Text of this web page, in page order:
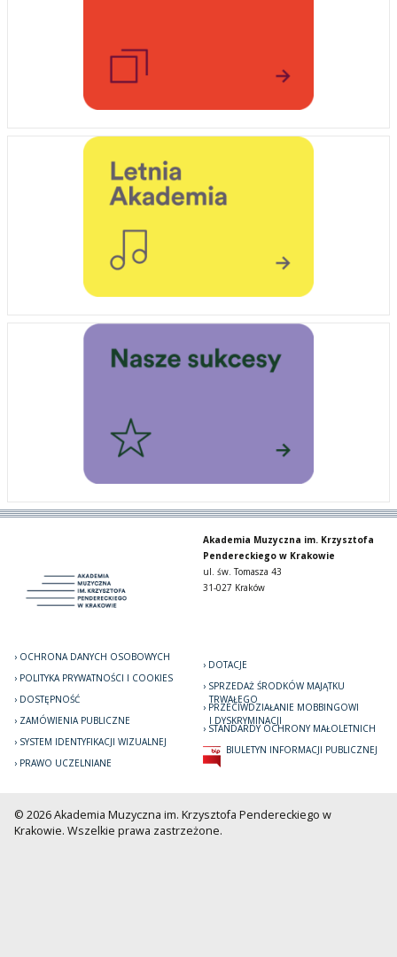
Akademia Muzyczna im. Krzysztofa
Pendereckiego w Krakowie
ul. św. Tomasza 43
31-027 Kraków
OCHRONA DANYCH OSOBOWYCH
POLITYKA PRYWATNOŚCI I COOKIES
DOSTĘPNOŚĆ
ZAMÓWIENIA PUBLICZNE
SYSTEM IDENTYFIKACJI WIZUALNEJ
PRAWO UCZELNIANE
DOTACJE
SPRZEDAŻ ŚRODKÓW MAJĄTKU
TRWAŁEGO
PRZECIWDZIAŁANIE MOBBINGOWI
I DYSKRYMINACJI
STANDARDY OCHRONY MAŁOLETNICH
BIULETYN INFORMACJI PUBLICZNEJ
© 2026 Akademia Muzyczna im. Krzysztofa Pendereckiego w
Krakowie. Wszelkie prawa zastrzeżone.